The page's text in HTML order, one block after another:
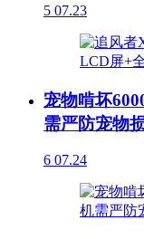
5 07.23
宠物啃坏
需严防宠物
6 07.24